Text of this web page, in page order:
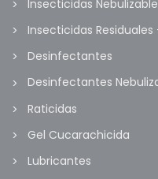
Insecticidas
Insecticidas Residuales
Desinfectantes
Desinfectantes
Raticidas
Gel Cucarachicida
Lubricantes